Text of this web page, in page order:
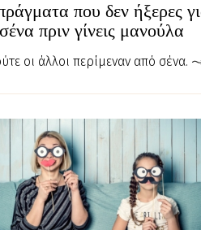
που δεν ήξερες
σένα πριν γίνεις μανούλα
οι άλλοι περίμεναν από σένα.